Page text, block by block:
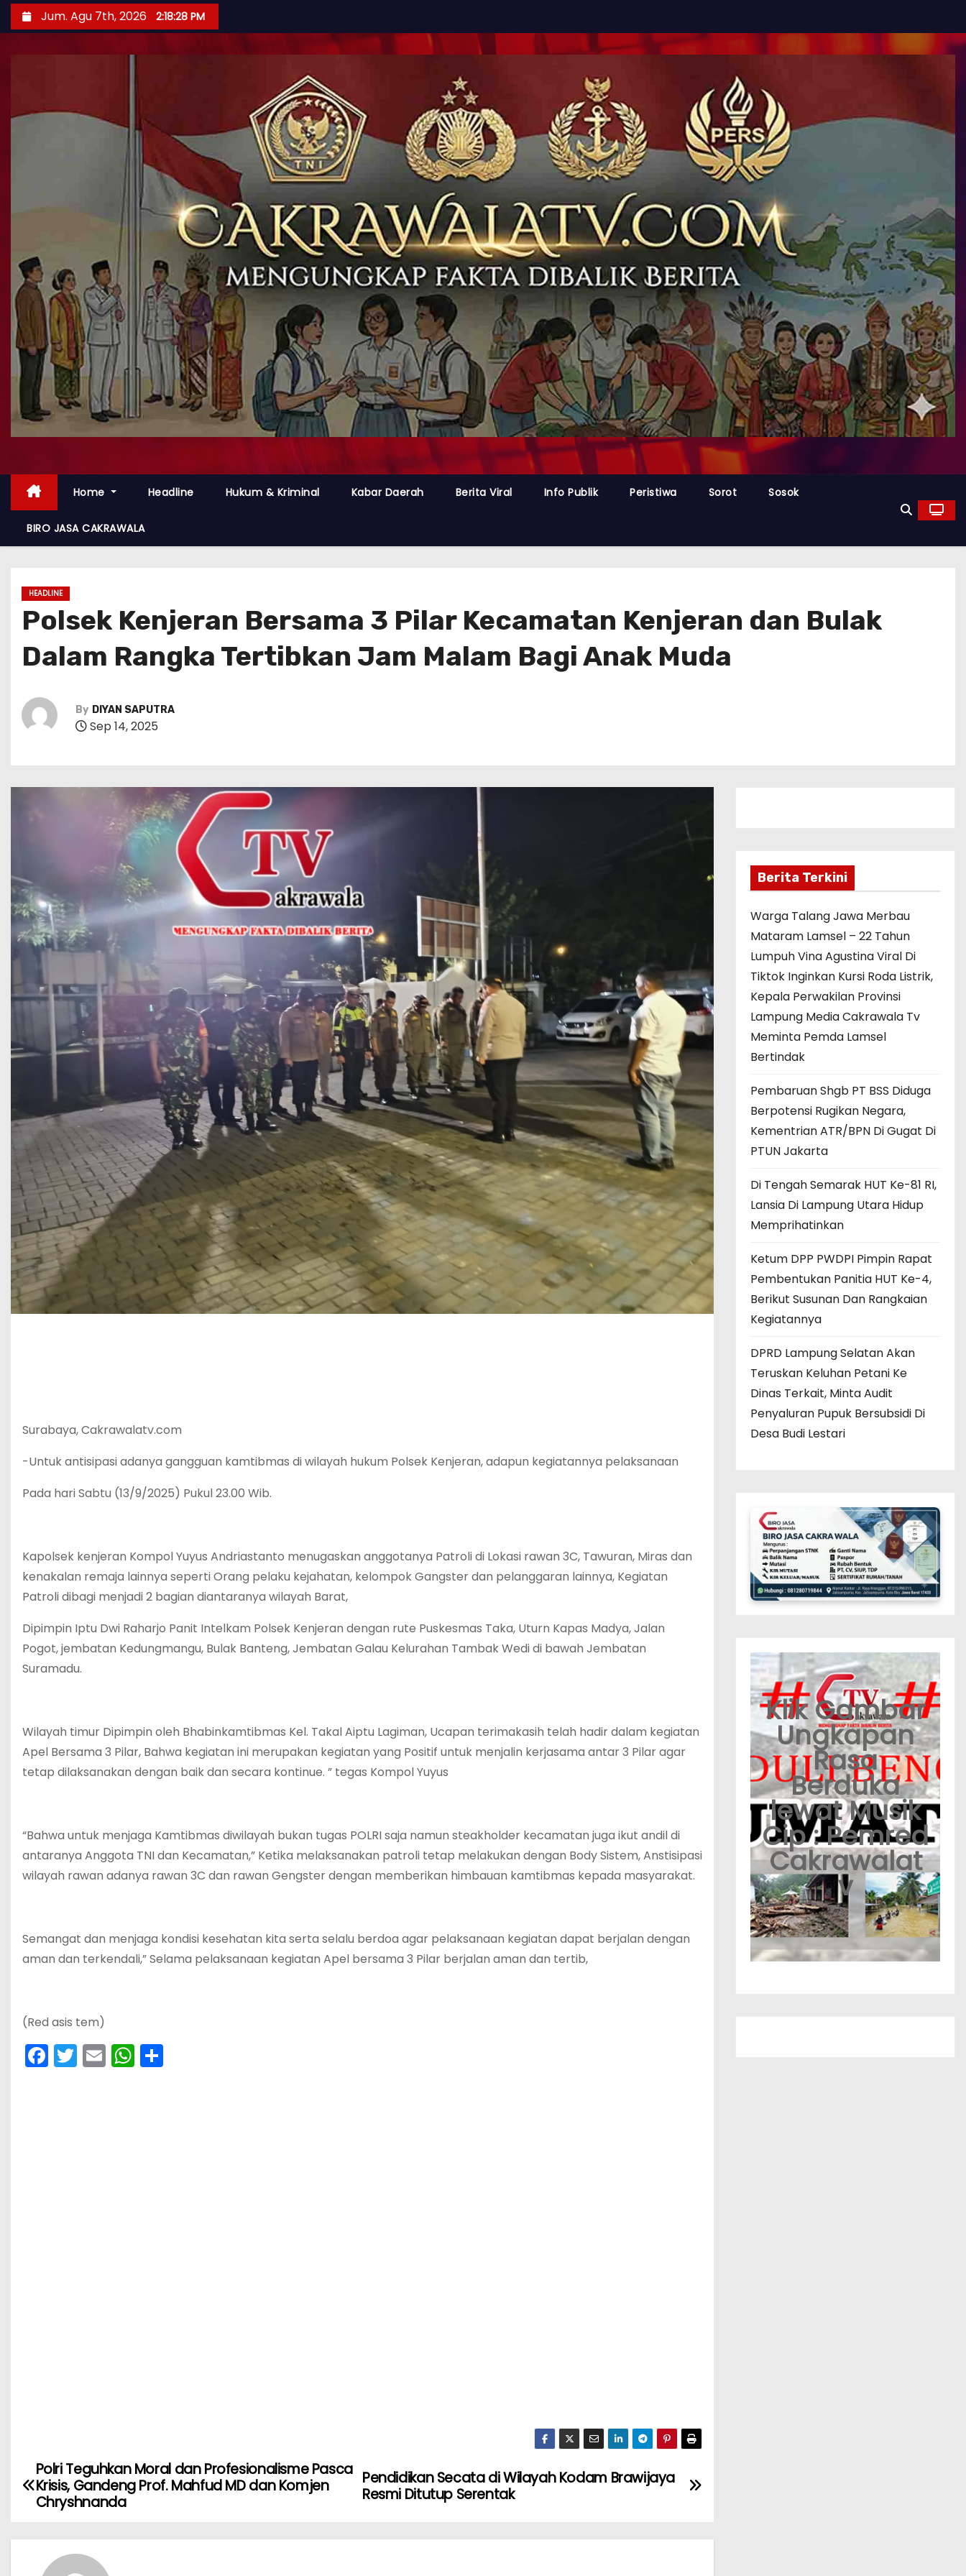
Jum. Agu 7th, 2026 2:18:30 PM
Home Headline Hukum & Kriminal Kabar Daerah Berita Viral Info Publik Peristiwa Sorot Sosok
BIRO JASA CAKRAWALA
HEADLINE
Polsek Kenjeran Bersama 3 Pilar Kecamatan Kenjeran dan Bulak
Dalam Rangka Tertibkan Jam Malam Bagi Anak Muda
By DIYAN SAPUTRA
Sep 14, 2025
Surabaya, Cakrawalatv.com
-Untuk antisipasi adanya gangguan kamtibmas di wilayah hukum Polsek Kenjeran, adapun kegiatannya pelaksanaan
Pada hari Sabtu (13/9/2025) Pukul 23.00 Wib.
Kapolsek kenjeran Kompol Yuyus Andriastanto menugaskan anggotanya Patroli di Lokasi rawan 3C, Tawuran, Miras dan
kenakalan remaja lainnya seperti Orang pelaku kejahatan, kelompok Gangster dan pelanggaran lainnya, Kegiatan
Patroli dibagi menjadi 2 bagian diantaranya wilayah Barat,
Dipimpin Iptu Dwi Raharjo Panit Intelkam Polsek Kenjeran dengan rute Puskesmas Taka, Uturn Kapas Madya, Jalan
Pogot, jembatan Kedungmangu, Bulak Banteng, Jembatan Galau Kelurahan Tambak Wedi di bawah Jembatan
Suramadu.
Wilayah timur Dipimpin oleh Bhabinkamtibmas Kel. Takal Aiptu Lagiman, Ucapan terimakasih telah hadir dalam kegiatan
Apel Bersama 3 Pilar, Bahwa kegiatan ini merupakan kegiatan yang Positif untuk menjalin kerjasama antar 3 Pilar agar
tetap dilaksanakan dengan baik dan secara kontinue. ” tegas Kompol Yuyus
“Bahwa untuk menjaga Kamtibmas diwilayah bukan tugas POLRI saja namun steakholder kecamatan juga ikut andil di
antaranya Anggota TNI dan Kecamatan,” Ketika melaksanakan patroli tetap melakukan dengan Body Sistem, Anstisipasi
wilayah rawan adanya rawan 3C dan rawan Gengster dengan memberikan himbauan kamtibmas kepada masyarakat.
Semangat dan menjaga kondisi kesehatan kita serta selalu berdoa agar pelaksanaan kegiatan dapat berjalan dengan
aman dan terkendali,” Selama pelaksanaan kegiatan Apel bersama 3 Pilar berjalan aman dan tertib,
(Red asis tem)
F
a
T
w
E
m
W
h
Pendidikan Secata di Wilayah Kodam Brawijaya
Resmi Ditutup Serentak
Polri Teguhkan Moral dan Profesionalisme Pasca
Krisis, Gandeng Prof. Mahfud MD dan Komjen
Chryshnanda
Berita Terkini
Warga Talang Jawa Merbau
Mataram Lamsel – 22 Tahun
Lumpuh Vina Agustina Viral Di
Tiktok Inginkan Kursi Roda Listrik,
Kepala Perwakilan Provinsi
Lampung Media Cakrawala Tv
Meminta Pemda Lamsel
Bertindak
Pembaruan Shgb PT BSS Diduga
Berpotensi Rugikan Negara,
Kementrian ATR/BPN Di Gugat Di
PTUN Jakarta
Di Tengah Semarak HUT Ke-81 RI,
Lansia Di Lampung Utara Hidup
Memprihatinkan
Ketum DPP PWDPI Pimpin Rapat
Pembentukan Panitia HUT Ke-4,
Berikut Susunan Dan Rangkaian
Kegiatannya
DPRD Lampung Selatan Akan
Teruskan Keluhan Petani Ke
Dinas Terkait, Minta Audit
Penyaluran Pupuk Bersubsidi Di
Desa Budi Lestari
Klik Gambar
Ungkapan
Rasa
Berduka
lewat Musik
Cip : Pemred
Cakrawalat
v